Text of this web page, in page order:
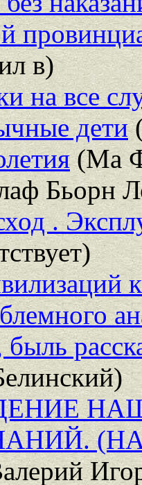
в)
на все
дети
(Ма
Бьорн
.
быль